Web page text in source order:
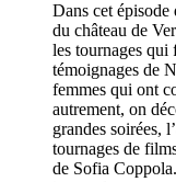
Dans cet épisode
du château de
les tournages qui
témoignages de
femmes qui ont
autrement, on
grandes soirées,
tournages de
de Sofia